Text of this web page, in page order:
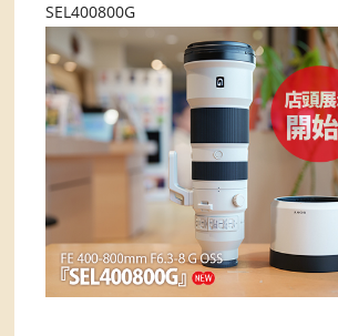
SEL400800G